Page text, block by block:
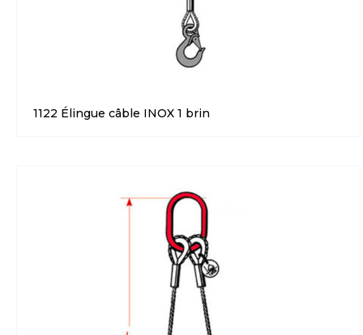
1122 Élingue câble INOX 1 brin